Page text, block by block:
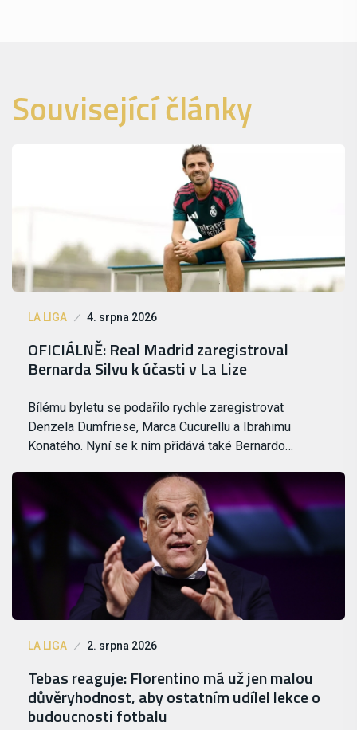
Související články
LA LIGA 4. srpna 2026
OFICIÁLNĚ: Real Madrid zaregistroval
Bernarda Silvu k účasti v La Lize
Bílému byletu se podařilo rychle zaregistrovat
Denzela Dumfriese, Marca Cucurellu a Ibrahimu
Konatého. Nyní se k nim přidává také Bernardo…
LA LIGA 2. srpna 2026
Tebas reaguje: Florentino má už jen malou
důvěryhodnost, aby ostatním udílel lekce o
budoucnosti fotbalu